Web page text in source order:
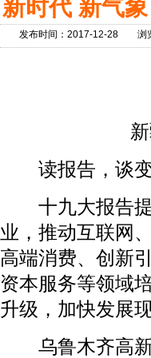
新时代 新气
发布时间：2017-12-28
新疆
读报告，谈
十九大报告提
业，推动互联网
高端消费、创新
资本服务等领域
升级，加快发展
乌鲁木齐高新